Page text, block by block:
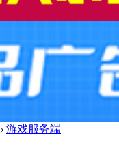
› 游戏服务端